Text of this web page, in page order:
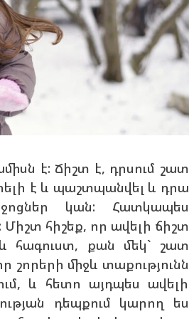
է: Ճիշտ է, դրսում շատ
է և պաշտպանվել և դրա
կան: Հատկապես
հիշեք, որ ավելի ճիշտ
հագուստ, քան մեկ` շատ
միջև տաքությունն
և հետո այդպես ավելի
դեպքում կարող ես